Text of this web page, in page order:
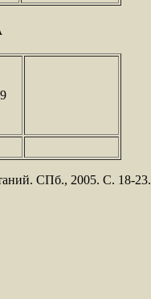
СПб., 2005. С. 18-23.